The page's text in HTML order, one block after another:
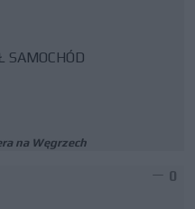
SAMOCHÓD
na Węgrzech
0